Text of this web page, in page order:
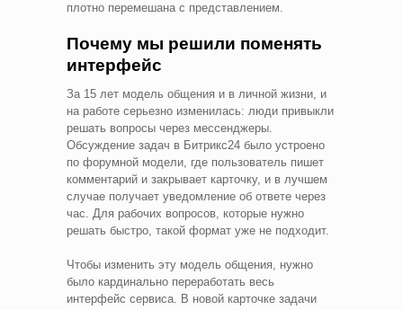
плотно перемешана с представлением.
Почему мы решили поменять
интерфейс
За 15 лет модель общения и в личной жизни, и
на работе серьезно изменилась: люди привыкли
решать вопросы через мессенджеры.
Обсуждение задач в Битрикс24 было устроено
по форумной модели, где пользователь пишет
комментарий и закрывает карточку, и в лучшем
случае получает уведомление об ответе через
час. Для рабочих вопросов, которые нужно
решать быстро, такой формат уже не подходит.
Чтобы изменить эту модель общения, нужно
было кардинально переработать весь
интерфейс сервиса. В новой карточке задачи